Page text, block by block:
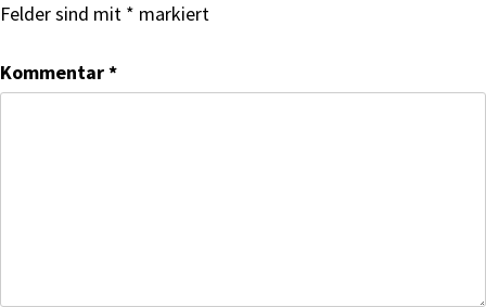
Felder sind mit * markiert
Kommentar*